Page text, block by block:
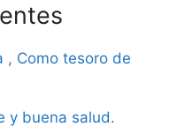
, Como tesoro de
y buena salud.